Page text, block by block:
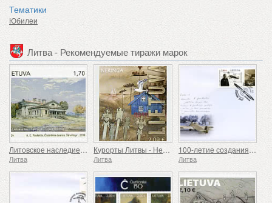
Тематики
Юбилеи
Литва - Рекомендуемые тиражи марок
Литовское наследие, поместья
Литва
Курорты Литвы - Неринга
Литва
100-летие создания самолета ANBO
Литва